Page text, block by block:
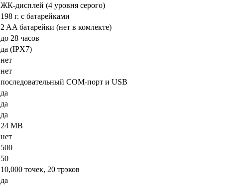
ЖК-дисплей (4 уровня серого)
198 г. с батарейками
2 AA батарейки (нет в комлекте)
до 28 часов
да (IPX7)
нет
нет
последовательный COM-порт и USB
да
да
да
24 MB
нет
500
50
10,000 точек, 20 трэков
да